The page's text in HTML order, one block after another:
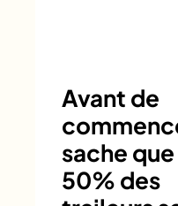
Avant de
sache que
50% des